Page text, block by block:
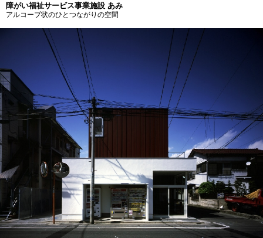
障がい福祉サービス事業施設 あみ
アルコーブ状のひとつながりの空間